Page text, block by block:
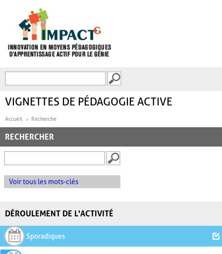
FORMULAIRE DE
VIGNETTES DE PÉDAGOGIE ACTIVE
Accueil Recherche
RECHERCHER
Voir tous les mots-clés
DÉROULEMENT DE L'ACTIVITÉ
Sporadiques